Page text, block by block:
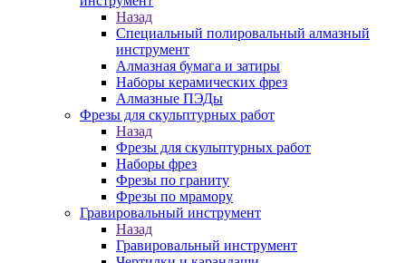
Назад
Специальный полировальный алмазный
инструмент
Алмазная бумага и затиры
Наборы керамических фрез
Алмазные ПЭДы
Фрезы для скульптурных работ
Назад
Фрезы для скульптурных работ
Наборы фрез
Фрезы по граниту
Фрезы по мрамору
Гравировальный инструмент
Назад
Гравировальный инструмент